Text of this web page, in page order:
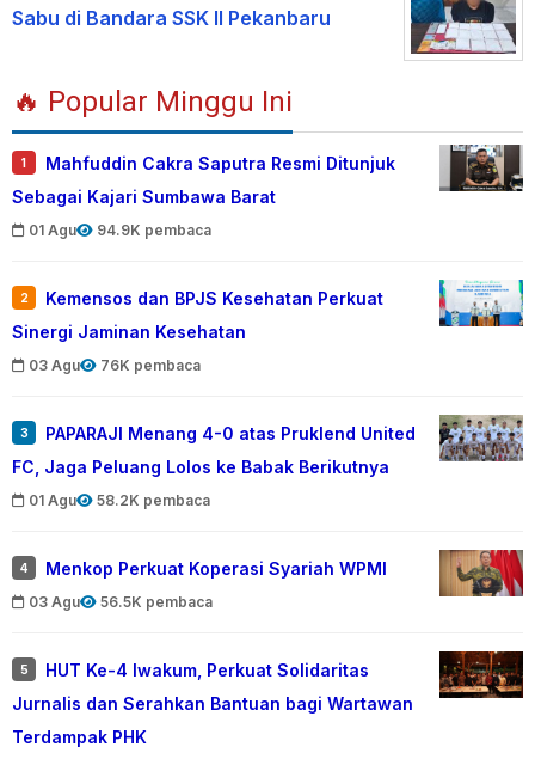
Sabu di Bandara SSK II Pekanbaru
🔥 Popular Minggu Ini
1
Mahfuddin Cakra Saputra Resmi Ditunjuk
Sebagai Kajari Sumbawa Barat
01 Agu 94.9K pembaca
2
Kemensos dan BPJS Kesehatan Perkuat
Sinergi Jaminan Kesehatan
03 Agu 76K pembaca
3
PAPARAJI Menang 4-0 atas Pruklend United
FC, Jaga Peluang Lolos ke Babak Berikutnya
01 Agu 58.2K pembaca
4 Menkop Perkuat Koperasi Syariah WPMI
03 Agu 56.5K pembaca
5
HUT Ke-4 Iwakum, Perkuat Solidaritas
Jurnalis dan Serahkan Bantuan bagi Wartawan
Terdampak PHK